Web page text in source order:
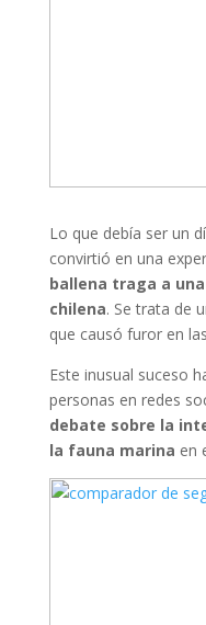
Lo que debía ser un
convirtió en una
ballena traga a
chilena. Se trata de
que causó furor en
Este inusual suceso
personas en redes
debate sobre la
la fauna marina en